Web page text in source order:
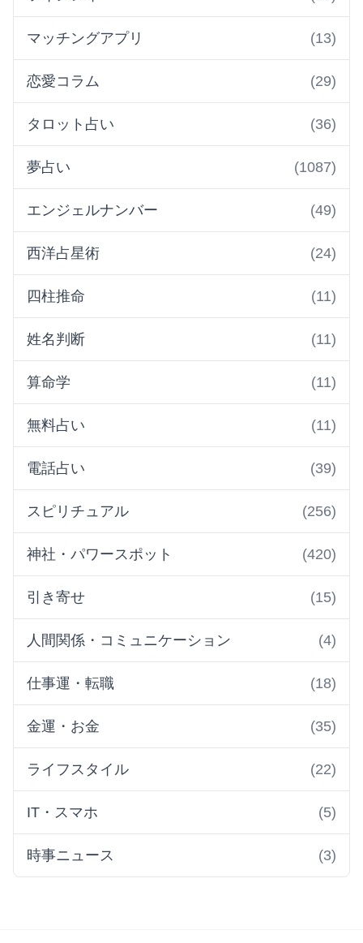
マッチングアプリ (13)
恋愛コラム (29)
タロット占い (36)
夢占い (1087)
エンジェルナンバー (49)
西洋占星術 (24)
四柱推命 (11)
姓名判断 (11)
算命学 (11)
無料占い (11)
電話占い (39)
スピリチュアル (256)
神社・パワースポット (420)
引き寄せ (15)
人間関係・コミュニケーション (4)
仕事運・転職 (18)
金運・お金 (35)
ライフスタイル (22)
IT・スマホ (5)
時事ニュース (3)